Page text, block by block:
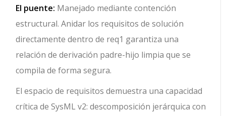
El puente: Manejado mediante contención
estructural. Anidar los requisitos de solución
directamente dentro de req1 garantiza una
relación de derivación padre-hijo limpia que se
compila de forma segura.
El espacio de requisitos demuestra una capacidad
crítica de SysML v2: descomposición jerárquica con